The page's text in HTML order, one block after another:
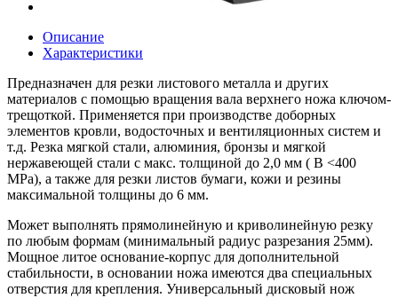
Описание
Характеристики
Предназначен для резки листового металла и других
материалов с помощью вращения вала верхнего ножа ключом-
трещоткой. Применяется при производстве доборных
элементов кровли, водосточных и вентиляционных систем и
т.д. Резка мягкой стали, алюминия, бронзы и мягкой
нержавеющей стали с макс. толщиной до 2,0 мм ( В <400
MРa), а также для резки листов бумаги, кожи и резины
максимальной толщины до 6 мм.
Может выполнять прямолинейную и криволинейную резку
по любым формам (минимальный радиус разрезания 25мм).
Мощное литое основание-корпус для дополнительной
стабильности, в основании ножа имеются два специальных
отверстия для крепления. Универсальный дисковый нож